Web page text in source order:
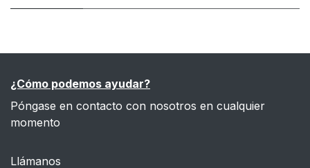
¿Cómo podemos ayudar?
Póngase en contacto con nosotros en cualquier
momento
Llámanos